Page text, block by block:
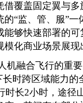
借覆盖固定翼与
“监、管、服”
够快速部署的
化商业场景展
机融合飞行的重
时跨区域能力的
时长2小时，途径